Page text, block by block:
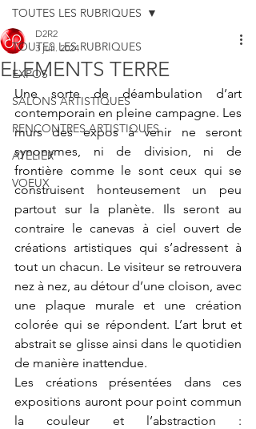
TOUTES LES RUBRIQUES
EXPOS
SALONS ARTISTIQUES
RENCONTRES ARTISTIQUES
ATELIER
VOEUX
TOUTES LES RUBRIQUES
ELEMENTS TERRE
D2R2
3 juil. 2024
Une sorte de déambulation d’art
contemporain en pleine campagne. Les
murs des expos à venir ne seront
synonymes, ni de division, ni de
frontière comme le sont ceux qui se
construisent honteusement un peu
partout sur la planète. Ils seront au
contraire le canevas à ciel ouvert de
créations artistiques qui s’adressent à
tout un chacun. Le visiteur se retrouvera
nez à nez, au détour d’une cloison, avec
une plaque murale et une création
colorée qui se répondent. L’art brut et
abstrait se glisse ainsi dans le quotidien
de manière inattendue.
Les créations présentées dans ces
expositions auront pour point commun
la couleur et l’abstraction :